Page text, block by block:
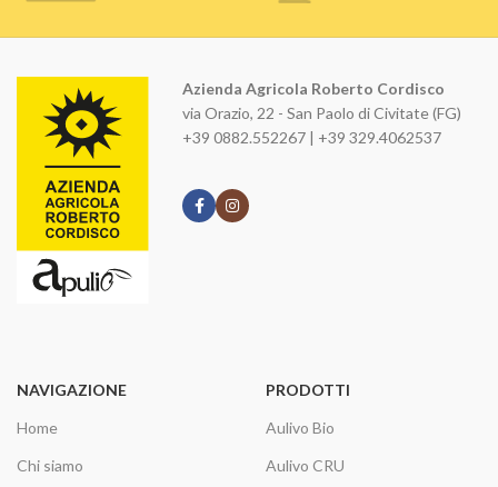
Azienda Agricola Roberto Cordisco
via Orazio, 22 - San Paolo di Civitate (FG)
+39 0882.552267 | +39 329.4062537
NAVIGAZIONE
Home
Chi siamo
PRODOTTI
Aulivo Bio
Aulivo CRU